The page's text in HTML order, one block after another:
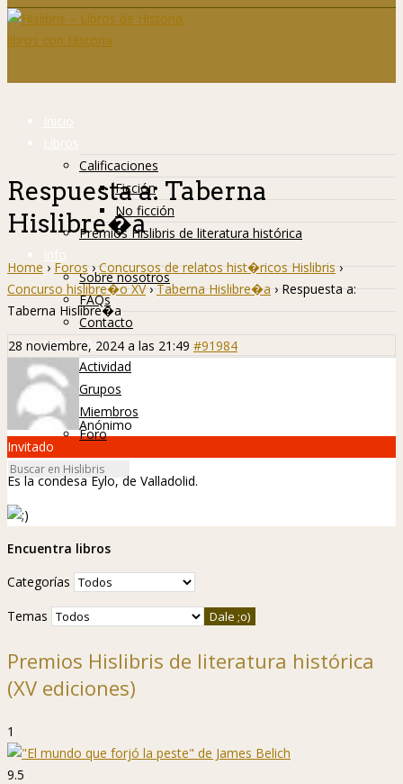
Inicio
Libros
Calificaciones
Ficción
No ficción
Premios Hislibris de literatura histórica
Info
Sobre nosotros
FAQs
Contacto
Hislibreños
Actividad
Grupos
Miembros
Foro
Respuesta a: Taberna
Hislibre�a
Home › Foros › Concursos de relatos hist�ricos Hislibris ›
Concurso hislibre�o XV › Taberna Hislibre�a › Respuesta a:
Taberna Hislibre�a
28 noviembre, 2024 a las 21:49 #91984
Anónimo
Invitado
Es la condesa Eylo, de Valladolid.
Encuentra libros
Categorías
Temas
Premios Hislibris de literatura histórica
(XV ediciones)
1
9.5